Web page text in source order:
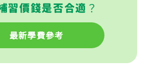
習價錢是否合適？
最新學費參考